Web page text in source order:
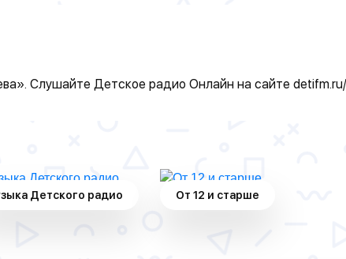
Слушайте Детское радио Онлайн на сайте
Детского радио От 12 и старше